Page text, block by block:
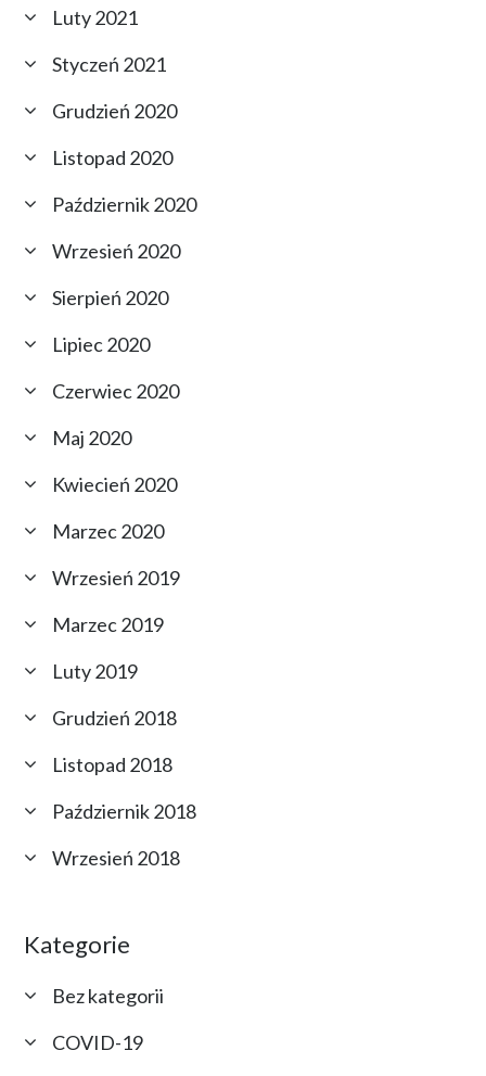
Luty 2021
Styczeń 2021
Grudzień 2020
Listopad 2020
Październik 2020
Wrzesień 2020
Sierpień 2020
Lipiec 2020
Czerwiec 2020
Maj 2020
Kwiecień 2020
Marzec 2020
Wrzesień 2019
Marzec 2019
Luty 2019
Grudzień 2018
Listopad 2018
Październik 2018
Wrzesień 2018
Kategorie
Bez kategorii
COVID-19